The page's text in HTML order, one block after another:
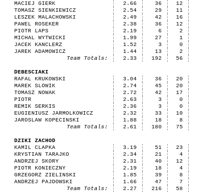
MACIEJ GIERK
2.66 36 12
TOMASZ SIENKIEWICZ
2.54 29 11
LESZEK MALACHOWSKI
2.49 42 16
PAWEL ROSEKER
2.38 36 12
PIOTR LAPS
2.19 6 2
MICHAL WYTWICKI
1.99 27 1
JACEK KANCLERZ
1.52 3 0
JAREK ADAMOWICZ
1.44 13 2
Team Totals:
2.33 192 56
DEBESCIAKI
RAFAL KRUKOWSKI
3.04 36 20
MAREK SLOWIK
2.74 45 20
TOMASZ NOWAK
2.72 42 17
PIOTR
2.63 3 0
REMIK SERKIS
2.36 3 0
EUGIENIUSZ JARMOLKOWICZ
2.32 33 10
JAROSLAW KOPECINSKI
1.88 18 8
Team Totals:
2.61 180 75
DZIKI ZACHOD
KAMIL CLAPKA
3.19 51 23
KRYSTIAN TARAJKO
2.34 21 4
ANDRZEJ SKORY
2.31 40 12
PIOTR KONIECZNY
2.19 18 4
GRZEGORZ ZIELINSKI
1.85 39 8
ANDRZEJ PAJDOWSKI
1.66 47 7
Team Totals:
2.27 216 58